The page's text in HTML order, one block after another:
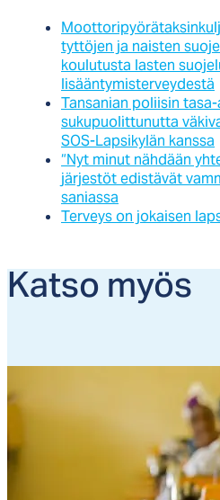
tyttöjen ja naisten
koulutusta lasten
lisääntymisterveydestä
Tansanian poliisin
sukupuolittunutta
SOS-Lapsikylän kanssa
“Nyt mi­nut näh­dään
jär­jes­töt edis­tä­vät
sa­nias­sa
Ter­veys on jo­kai­sen
Kat­so myös